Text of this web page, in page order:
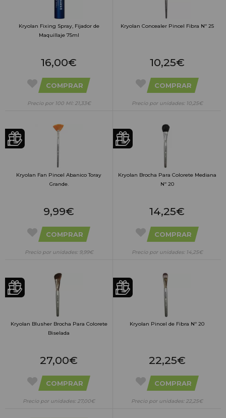
Kryolan Fixing Spray, Fijador de
Maquillaje 75ml
16,00€
COMPRAR
Precio por 100 Ml: 21,33€
Kryolan Concealer Pincel Fibra Nº 25
10,25€
COMPRAR
Precio por unidades: 10,25€
Kryolan Fan Pincel Abanico Toray
Grande.
9,99€
COMPRAR
Precio por unidades: 9,99€
Kryolan Brocha Para Colorete Mediana
Nº 20
14,25€
COMPRAR
Precio por unidades: 14,25€
Kryolan Blusher Brocha Para Colorete
Biselada
27,00€
COMPRAR
Precio por unidades: 27,00€
Kryolan Pincel de Fibra Nº 20
22,25€
COMPRAR
Precio por unidades: 22,25€